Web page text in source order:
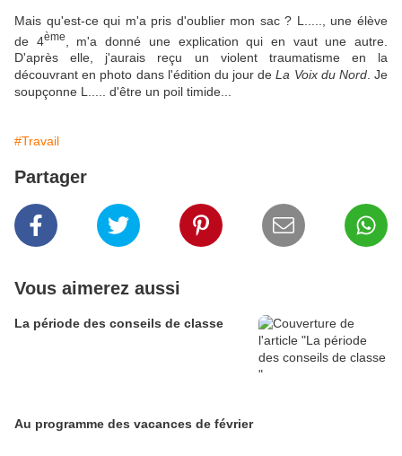
Mais qu'est-ce qui m'a pris d'oublier mon sac ? L....., une élève
de 4ème
, m'a donné une explication qui en vaut une autre.
D'après elle, j'aurais reçu un violent traumatisme en la
découvrant en photo dans l'édition du jour deLa Voix du Nord. Je
soupçonne L..... d'être un poil timide...
#Travail
Partager
Vous aimerez aussi
La période des conseils de classe
Au programme des vacances de février